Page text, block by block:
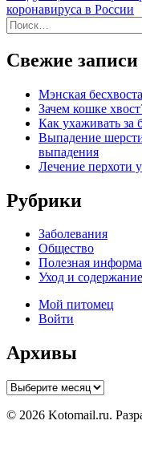
записям
коронавируса в России
Найти:
Свежие записи
Мэнская
Зачем кошке
Как ухаживать за
Выпадение
выпадения
Лечение перхоти
Рубрики
Заболевания
Общество
Полезная
Уход и содержание
Мой питомец
Войти
Архивы
Архивы
© 2026 Kotomail.ru.